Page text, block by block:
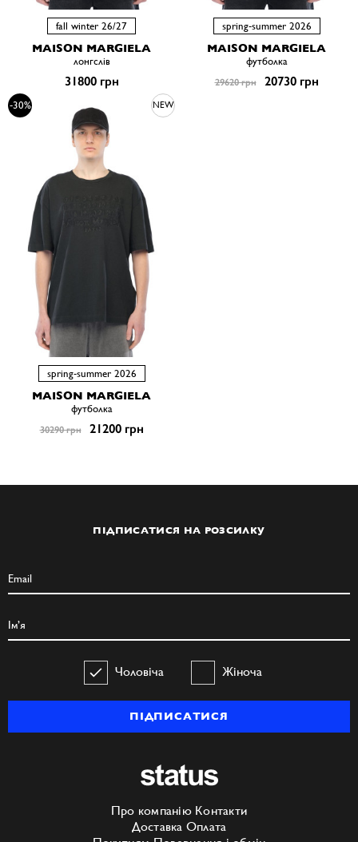
fall winter 26/27
MAISON MARGIELA
лонгслів
31800 грн
spring-summer 2026
MAISON MARGIELA
футболка
29620 грн 20730 грн
-30% NEW
spring-summer 2026
MAISON MARGIELA
футболка
30290 грн 21200 грн
ПІДПИСАТИСЯ НА РОЗСИЛКУ
Чоловіча Жіноча
ПІДПИСАТИСЯ
Про компанію Контакти
Доставка Оплата